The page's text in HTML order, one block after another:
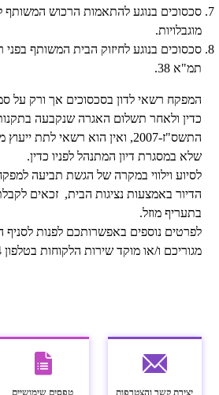
סכסוכים בנוגע להתאמות הרכוש
מוגבלויות.
סכסוכים בנוגע לחיזוק הבית המשותף
תמ"א 38.
המפקח רשאי לדון בסכסוכים אך ורק על
כדין ולאחר תשלום האגרה שנקבעה
התשס"ז-2007, ואין הוא רשאי לתת
שלא במסגרת דיון המתנהל לפניו כדין.
לסיוע וילווי במקרה של הגשת תביעה
הדיור באמצעות נציגות הבית, זכאים לקבלת
בתעריף מוזל.
לפרטים נוספים באפשרותכם לפנות לסניף
מגוריכם ו/או מוקד שירות הלקוחות בטלפון 8484* (מכל טלפון).
יצירת קשר והצטרפות טפסים שימושיים